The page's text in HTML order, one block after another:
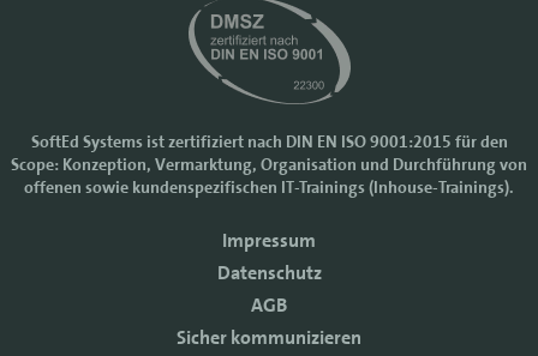
SoftEd Systems ist zertifiziert nach DIN EN ISO 9001:2015 für den
Scope: Konzeption, Vermarktung, Organisation und Durchführung von
offenen sowie kundenspezifischen IT-Trainings (Inhouse-Trainings).
Impressum
Datenschutz
AGB
Sicher kommunizieren